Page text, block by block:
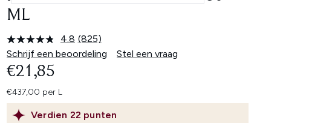
ML
4.8 Lees
825
beoordelingen.
(825)
Schrijf een beoordeling
Stel een vraag
Verdien 22 punten
€21,85
€437,00 per L